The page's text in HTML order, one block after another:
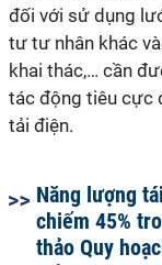
đối với sử dụng
tư tư nhân khác
khai thác,… cần
tác động tiêu cực
tải điện.
Năng lượng
chiếm 45%
thảo Quy